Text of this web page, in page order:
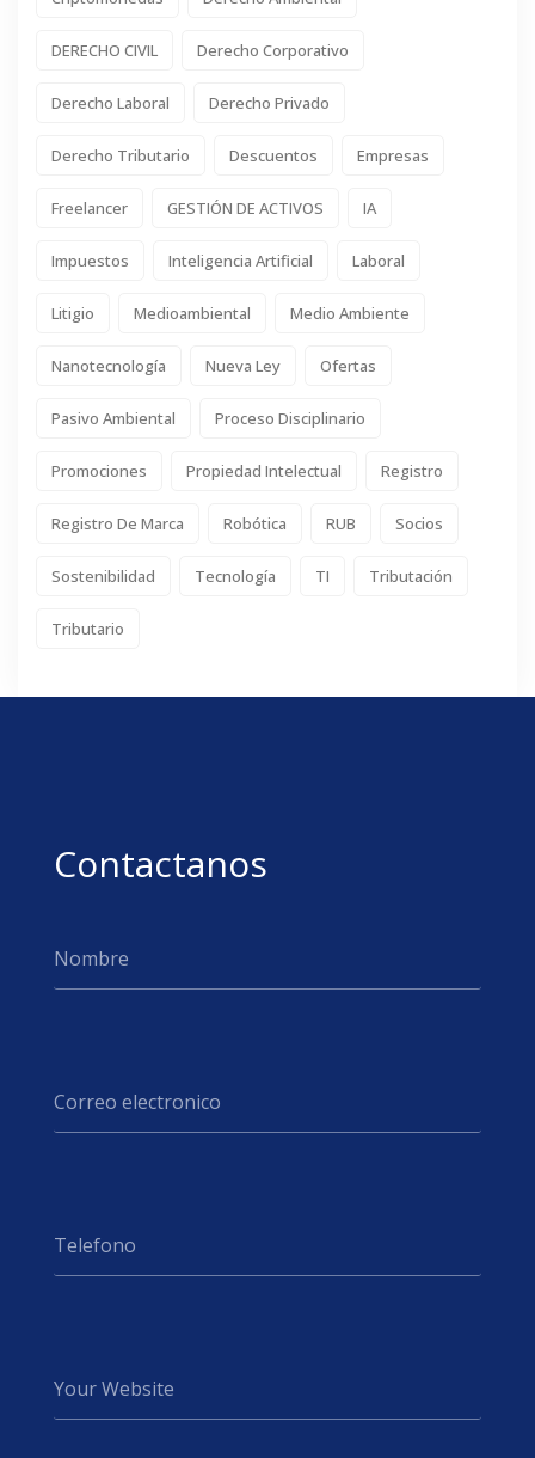
DERECHO CIVIL Derecho Corporativo
Derecho Laboral Derecho Privado
Derecho Tributario Descuentos Empresas
Freelancer GESTIÓN DE ACTIVOS IA
Impuestos Inteligencia Artificial Laboral
Litigio Medioambiental Medio Ambiente
Nanotecnología Nueva Ley Ofertas
Pasivo Ambiental Proceso Disciplinario
Promociones Propiedad Intelectual Registro
Registro De Marca Robótica RUB Socios
Sostenibilidad Tecnología TI Tributación
Tributario
Contactanos